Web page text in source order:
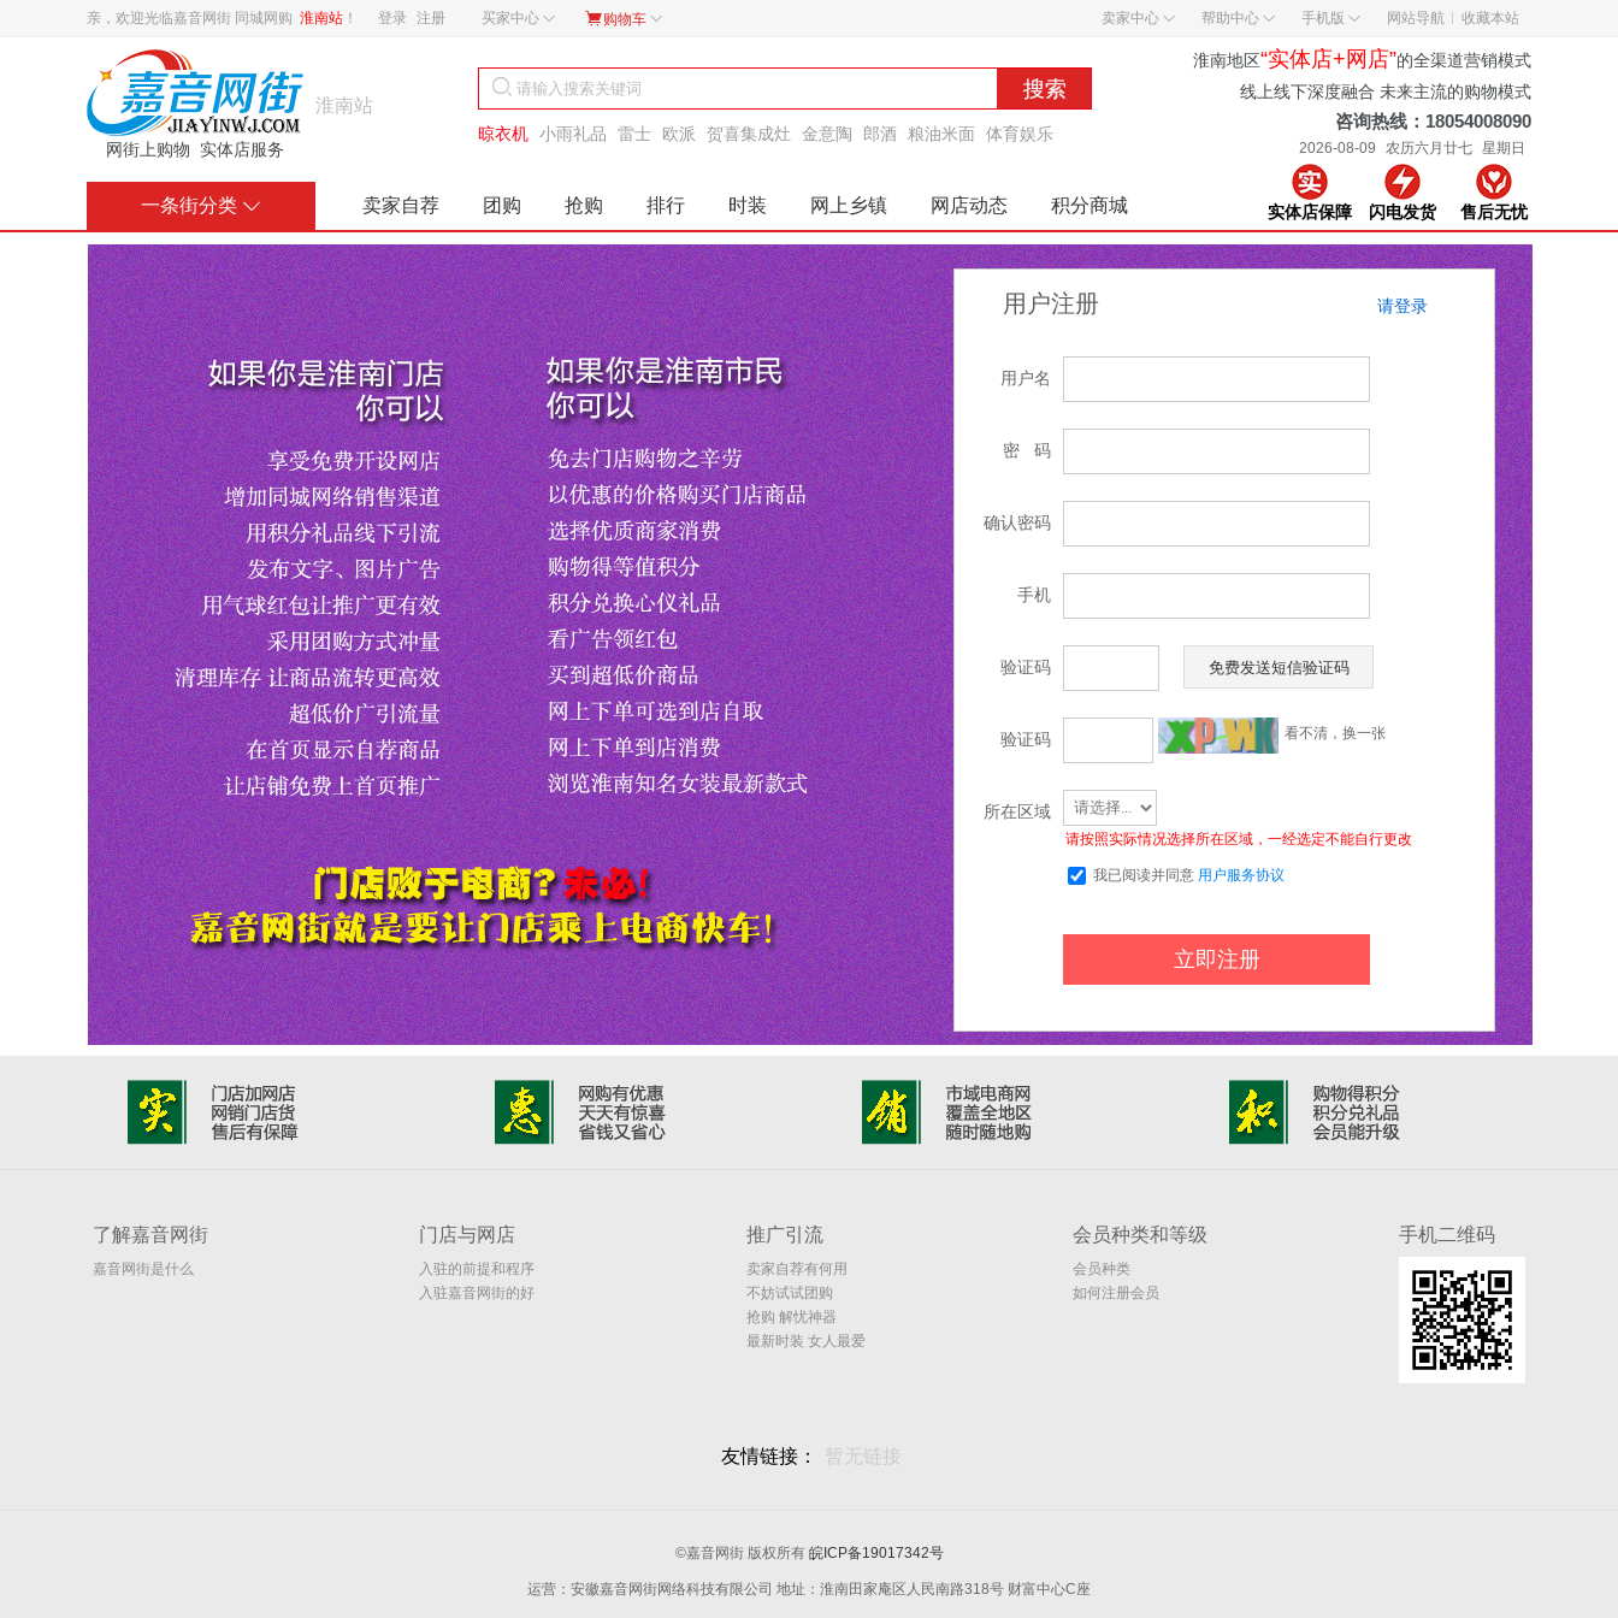
卖家中心 帮助中心 手机版 网站导航 收藏本站
亲，欢迎光临嘉音网街 同城网购 淮南站 ！ 登录 注册 买家中心 󰄱购物车
网街上购物 实体店服务
淮南站
󰃙
晾衣机 小雨礼品 雷士 欧派 贺喜集成灶 金意陶 郎酒 粮油米面 体育娱乐
淮南地区“实体店+网店”的全渠道营销模式
线上线下深度融合 未来主流的购物模式
咨询热线：18054008090
2026-08-09 农历六月廿七 星期日
一条街分类 󰄘 卖家自荐 团购 抢购 排行 时装 网上乡镇 网店动态 积分商城 实体店保障 闪电发货 售后无忧
用户注册 请登录
用户名
密 码
确认密码
手机
验证码
验证码 看不清，换一张
所在区域
请按照实际情况选择所在区域，一经选定不能自行更改
我已阅读并同意 用户服务协议
了解嘉音网街
嘉音网街是什么
门店与网店
入驻的前提和程序
入驻嘉音网街的好
推广引流
卖家自荐有何用
不妨试试团购
抢购 解忧神器
最新时装 女人最爱
会员种类和等级
会员种类
如何注册会员
手机二维码
友情链接： 暂无链接
©嘉音网街 版权所有 皖ICP备19017342号
运营：安徽嘉音网街网络科技有限公司 地址：淮南田家庵区人民南路318号 财富中心C座